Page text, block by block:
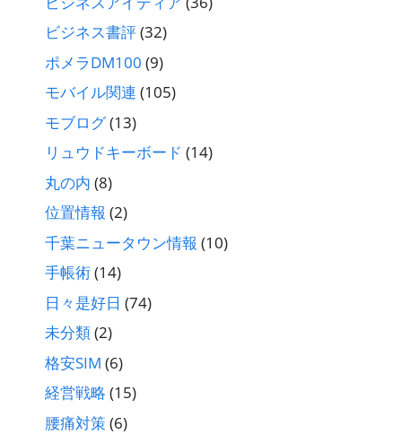
ビジネス書評(32)
ポメラDM100 (9)
モバイル関連 (105)
モブログ(13)
リュウドキーボード (14)
丸の内 (8)
位置情報 (2)
千葉ニュータウン情報 (10)
手帳術(14)
日々是好日 (74)
未分類(2)
格安SIM (6)
経営戦略 (15)
腰痛対策 (6)